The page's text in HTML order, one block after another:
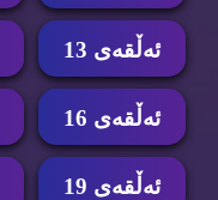
ئه‌ڵقه‌ی 13
ئه‌ڵقه‌ی 16
ئه‌ڵقه‌ی 19